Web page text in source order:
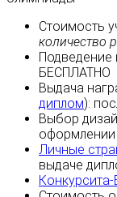
Стоимость
количество
Подведение
БЕСПЛАТНО
Выдача
диплом):
Выбор
Личные
выдаче